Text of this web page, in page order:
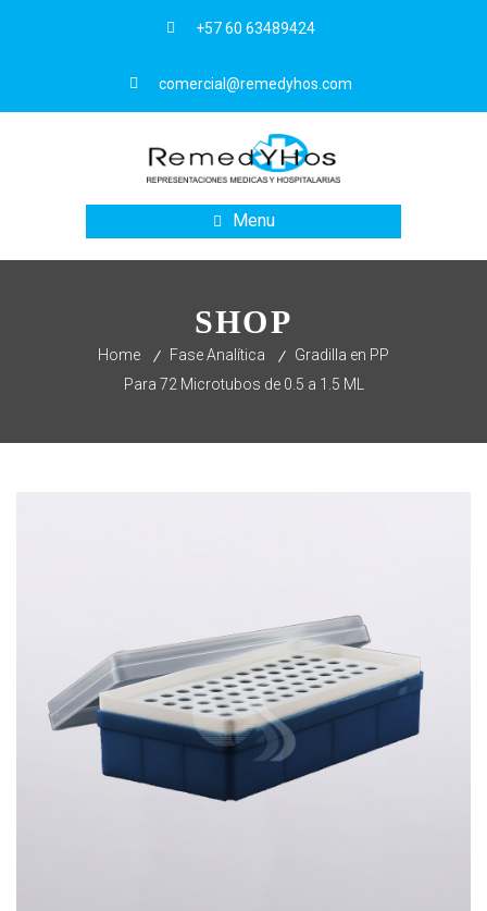
+57 60 63489424
comercial@remedyhos.com
Menu
SHOP
Home Fase Analítica
Gradilla en PP
Para 72 Microtubos de 0.5 a 1.5 ML